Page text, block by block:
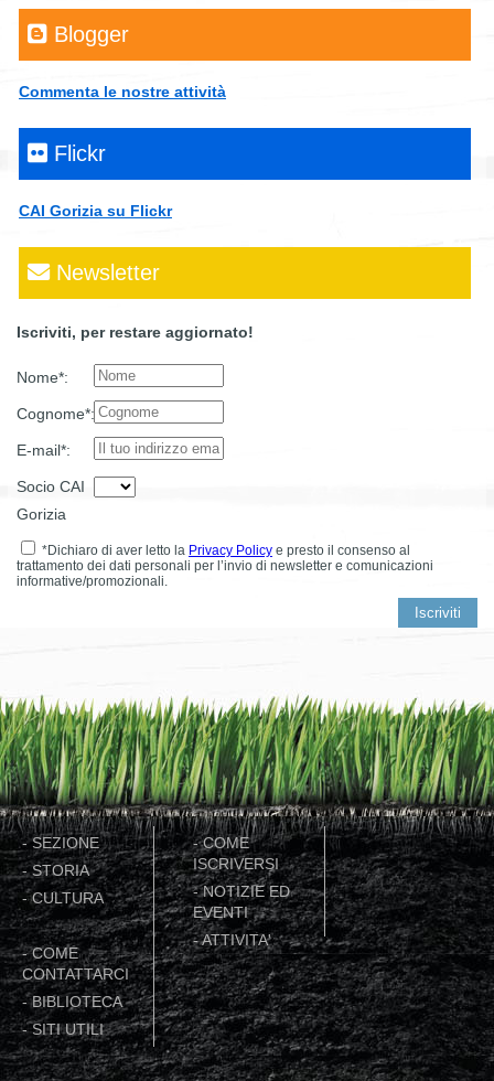
Blogger
Commenta le nostre attività
Flickr
CAI Gorizia su Flickr
Newsletter
Iscriviti, per restare aggiornato!
Nome*:
Cognome*:
E-mail*:
Socio CAI
Gorizia
*Dichiaro di aver letto la Privacy Policy e presto il consenso al
trattamento dei dati personali per l’invio di newsletter e comunicazioni
informative/promozionali.
-SEZIONE
-STORIA
-CULTURA
-COME
ISCRIVERSI
-NOTIZIE ED
EVENTI
-ATTIVITA'
-COME
CONTATTARCI
-BIBLIOTECA
-SITI UTILI